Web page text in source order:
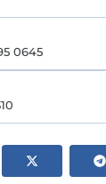
0645